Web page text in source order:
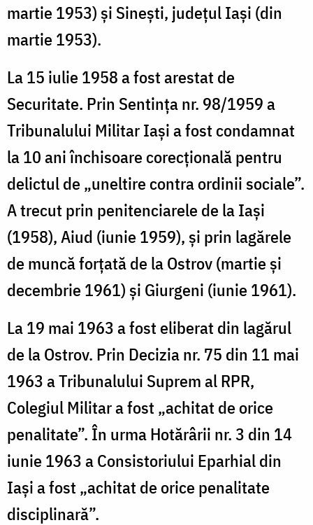
martie 1953) și Sinești, județul Iași (din
martie 1953).
La 15 iulie 1958 a fost arestat de
Securitate. Prin Sentința nr. 98/1959 a
Tribunalului Militar Iași a fost condamnat
la 10 ani închisoare corecțională pentru
delictul de „uneltire contra ordinii sociale”.
A trecut prin penitenciarele de la Iași
(1958), Aiud (iunie 1959), și prin lagărele
de muncă forțată de la Ostrov (martie și
decembrie 1961) și Giurgeni (iunie 1961).
La 19 mai 1963 a fost eliberat din lagărul
de la Ostrov. Prin Decizia nr. 75 din 11 mai
1963 a Tribunalului Suprem al RPR,
Colegiul Militar a fost „achitat de orice
penalitate”. În urma Hotărârii nr. 3 din 14
iunie 1963 a Consistoriului Eparhial din
Iași a fost „achitat de orice penalitate
disciplinară”.